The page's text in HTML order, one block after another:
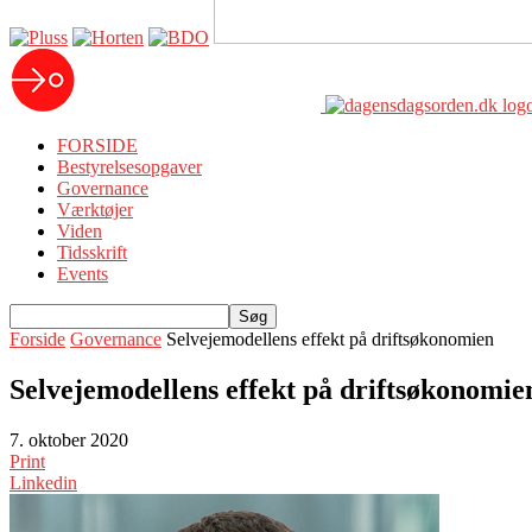
FORSIDE
Bestyrelsesopgaver
Governance
Værktøjer
Viden
Tidsskrift
Events
Forside Governance Selvejemodellens effekt på driftsøkonomien
Selvejemodellens effekt på
7. oktober 2020
Print
Linkedin